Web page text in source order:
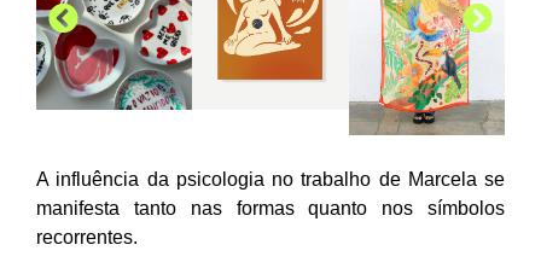
A influência da psicologia no trabalho de Marcela se
manifesta tanto nas formas quanto nos símbolos
recorrentes.